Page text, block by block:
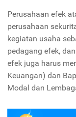
Perusahaan efek
perusahaan
kegiatan usaha
pedagang efek,
efek juga harus
Keuangan) dan
Modal dan